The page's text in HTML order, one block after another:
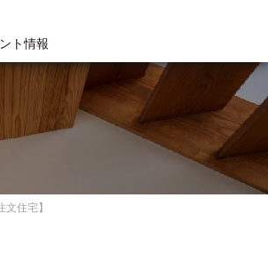
ト情報
住宅】